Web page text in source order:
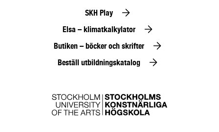
SKH Play
Elsa – klimatkalkylator
Butiken – böcker och skrifter
Beställ utbildningskatalog